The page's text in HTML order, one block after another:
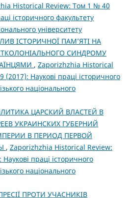
Historical Review: Том 1 № 40
історичного факультету
університету
ІСТОРИЧНОЇ ПАМ’ЯТІ НА
СИНДРОМУ
, Zaporizhzhia Historical
Наукові праці історичного
національного
ЦАРСКИЙ ВЛАСТЕЙ В
УКРАИНСКИХ ГУБЕРНИЙ
В ПЕРИОД ПЕРВОЙ
, Zaporizhzhia Historical Review:
праці історичного
національного
ПРОТИ УЧАСНИКІВ